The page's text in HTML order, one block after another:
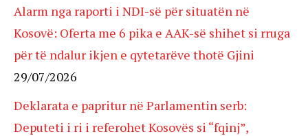
Alarm nga raporti i NDI-së për situatën në
Kosovë: Oferta me 6 pika e AAK-së shihet si rruga
për të ndalur ikjen e qytetarëve thotë Gjini
29/07/2026
Deklarata e papritur në Parlamentin serb:
Deputeti i ri i referohet Kosovës si “fqinj”,